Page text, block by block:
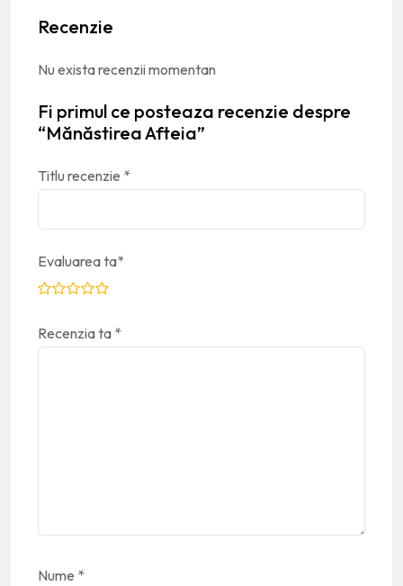
Recenzie
Nu exista recenzii momentan
Fi primul ce posteaza recenzie despre
“Mănăstirea Afteia”
Titlu recenzie *
Evaluarea ta*
Recenzia ta *
Nume *